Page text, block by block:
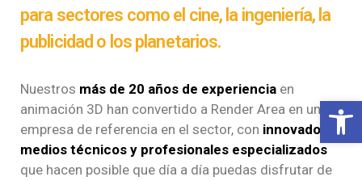
Abrir
para sectores como el cine, la ingeniería, la
publicidad o los planetarios.
Nuestros más de 20 años de experiencia en
animación 3D han convertido a Render Area en una
empresa de referencia en el sector, con innovadores
medios técnicos y profesionales especializados
que hacen posible que día a día puedas disfrutar de